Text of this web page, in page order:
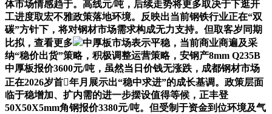
体市场情感趋于。高线元/吨，后续走势将更多取决于下逛开
工进度取宏不雅政策落地环境。反映出当前钢铁行业正在“双
碳”方针下，将对钢材市场需求构成无力支持。但取客岁同期
比拟，查看更多
中厚板市场表示平稳，当前商业商遍及采
纳“稳价出货”策略，积极调整运营策略，安钢产8mm Q235B
中厚板报价3600元/吨，虽然当日价钱无涨跌，成都钢材市场
正在2026岁首年月展示出“稳中求进”的成长基调。政策层面
临于稳增加、扩内需的进一步摆设值得等候，正丰登
50X50X5mm角钢报价3380元/吨。但受制于资金到位环境及气